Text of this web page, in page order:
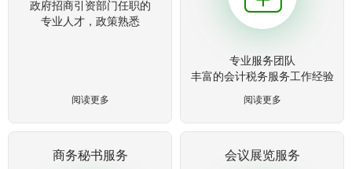
政府招商引资部门任职的
专业人才，政策熟悉
阅读更多
专业服务团队
丰富的会计税务服务工作经验
阅读更多
商务秘书服务 会议展览服务